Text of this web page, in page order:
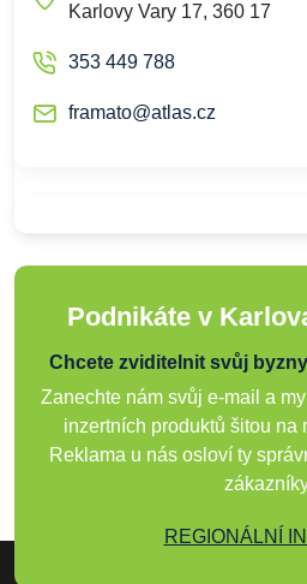
Karlovy Vary 17, 360 17
353 449 788
framato@atlas.cz
Podnikáte v
Chcete zviditelnit svůj
Zanechte nám svůj e-mail a
inzertních produktů šitou na
Reklama u nás osloví ty
REGIONÁLNÍ